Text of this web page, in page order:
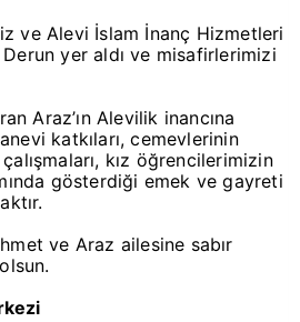
ve Alevi İslam İnanç Hizmetleri
Derun yer aldı ve misafirlerimizi
Araz’ın Alevilik inancına
katkıları, cemevlerinin
kız öğrencilerimizin
gösterdiği emek ve gayreti
ve Araz ailesine sabır